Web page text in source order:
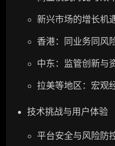
新兴市场的增长机
香港：同业务同风
中东：监管创新与
拉美等地区：宏观
技术挑战与用户体验
平台安全与风险防